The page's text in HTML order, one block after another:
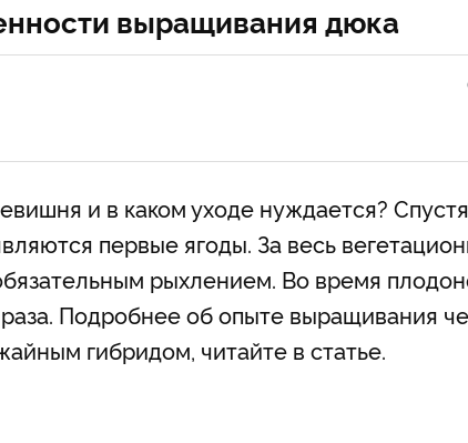
выращивания дюка
и в каком уходе нуждается?
первые ягоды. За весь
рыхлением. Во время
Подробнее об опыте выращивания
гибридом, читайте в статье.